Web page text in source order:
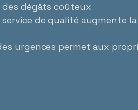
dégâts coûteux.
service de qualité augmente
urgences permet aux